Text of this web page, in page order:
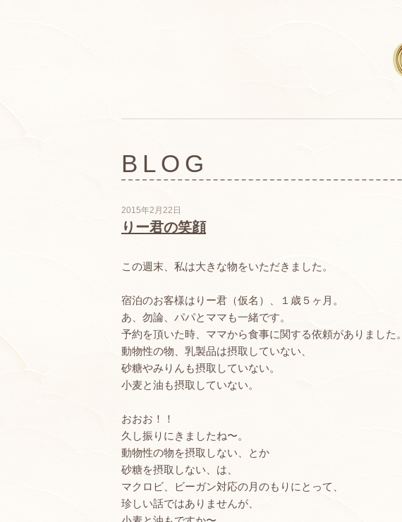
BLOG
2015年2月22日
りー君の笑顔
この週末、私は大きな物をいただきました。
宿泊のお客様はりー君（仮名）、１歳５ヶ月。
あ、勿論、パパとママも一緒です。
予約を頂いた時、ママから食事に関する依頼がありました。
動物性の物、乳製品は摂取していない、
砂糖やみりんも摂取していない。
小麦と油も摂取していない。
おおお！！
久し振りにきましたね〜。
動物性の物を摂取しない、とか
砂糖を摂取しない、は、
マクロビ、ビーガン対応の月のもりにとって、
珍しい話ではありませんが、